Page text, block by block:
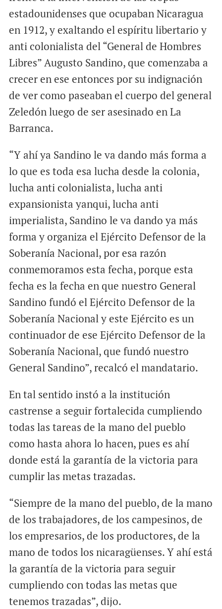
estadounidenses que ocupaban Nicaragua
en 1912, y exaltando el espíritu libertario y
anti colonialista del “General de Hombres
Libres” Augusto Sandino, que comenzaba a
crecer en ese entonces por su indignación
de ver como paseaban el cuerpo del general
Zeledón luego de ser asesinado en La
Barranca.
“Y ahí ya Sandino le va dando más forma a
lo que es toda esa lucha desde la colonia,
lucha anti colonialista, lucha anti
expansionista yanqui, lucha anti
imperialista, Sandino le va dando ya más
forma y organiza el Ejército Defensor de la
Soberanía Nacional, por esa razón
conmemoramos esta fecha, porque esta
fecha es la fecha en que nuestro General
Sandino fundó el Ejército Defensor de la
Soberanía Nacional y este Ejército es un
continuador de ese Ejército Defensor de la
Soberanía Nacional, que fundó nuestro
General Sandino”, recalcó el mandatario.
En tal sentido instó a la institución
castrense a seguir fortalecida cumpliendo
todas las tareas de la mano del pueblo
como hasta ahora lo hacen, pues es ahí
donde está la garantía de la victoria para
cumplir las metas trazadas.
“Siempre de la mano del pueblo, de la mano
de los trabajadores, de los campesinos, de
los empresarios, de los productores, de la
mano de todos los nicaragüenses. Y ahí está
la garantía de la victoria para seguir
cumpliendo con todas las metas que
tenemos trazadas”, dijo.